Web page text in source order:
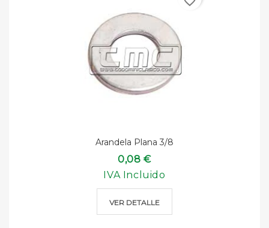
Arandela Plana 3/8
0,08 €
IVA Incluido
VER DETALLE